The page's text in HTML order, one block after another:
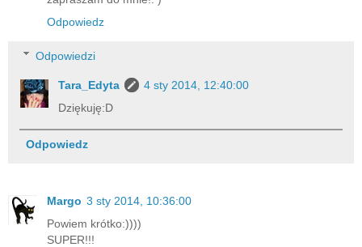
Odpowiedz
Odpowiedzi
Tara_Edyta
4 sty 2014, 12:40:00
Dziękuję:D
Odpowiedz
Margo 3 sty 2014, 10:36:00
Powiem krótko:))))
SUPER!!!